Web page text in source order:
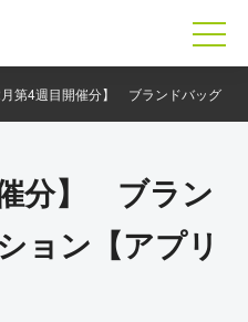
月第4週目開催分】 ブランドバッグ
催分】 ブラン
ョン【アプリ